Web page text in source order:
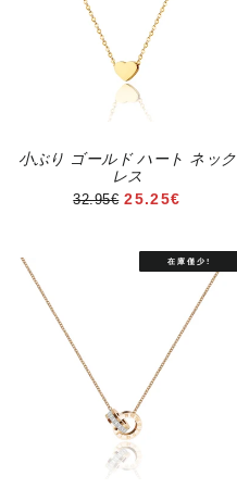
小ぶり ゴールド ハート ネック
レス
32.95€ セール価格
25.25€